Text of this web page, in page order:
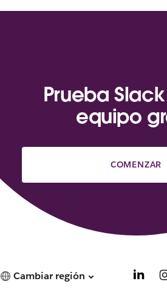
Prueba
equipo
COMENZAR
Cambiar región